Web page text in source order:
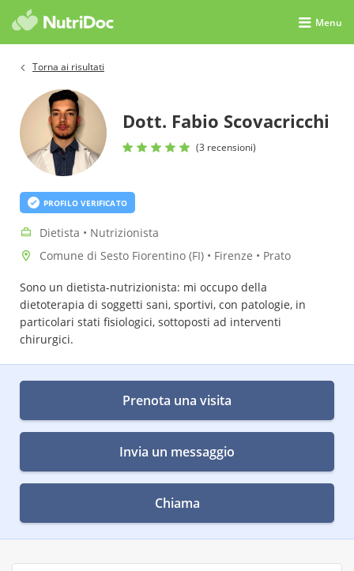
Menu
Torna ai risultati
Dott. Fabio Scovacricchi
(3 recensioni)
PROFILO VERIFICATO
Dietista • Nutrizionista
Comune di Sesto Fiorentino (FI) • Firenze • Prato
Sono un dietista-nutrizionista: mi occupo della
dietoterapia di soggetti sani, sportivi, con patologie, in
particolari stati fisiologici, sottoposti ad interventi
chirurgici.
Prenota una visita
Invia un messaggio
Chiama